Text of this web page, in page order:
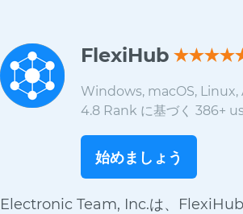
FlexiHub
Windows, macOS, Linux,
4.8 Rank に基づく 386+
始めましょう
Electronic Team, Inc.は、FlexiHub